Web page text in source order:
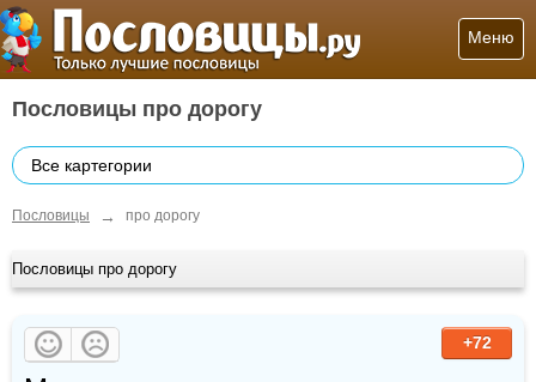
Меню
Пословицы про дорогу
Все картегории
Пословицы → про дорогу
Пословицы про дорогу
+72